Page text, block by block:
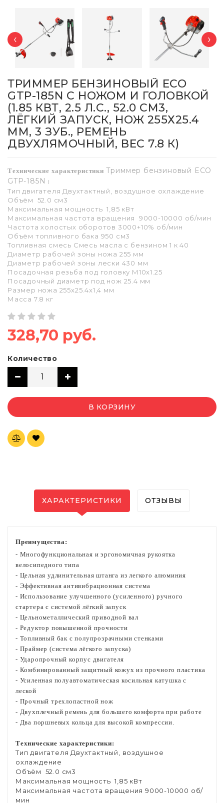
‹ ›
ТРИММЕР БЕНЗИНОВЫЙ ECO
GTP-185N С НОЖОМ И ГОЛОВКОЙ
(1.85 КВТ, 2.5 Л.С., 52.0 СМ3,
ЛЁГКИЙ ЗАПУСК, НОЖ 255Х25.4
ММ, 3 ЗУБ., РЕМЕНЬ
ДВУХЛЯМОЧНЫЙ, ВЕС 7.8 К)
Технические характеристики Триммер бензиновый ECO
GTP-185N :
Тип двигателя Двухтактный, воздушное охлаждение
Объём 52.0 см3
Максимальная мощность 1,85 кВт
Максимальная частота вращения 9000-10000 об/мин
Частота холостых оборотов 3000+10% об/мин
Объём топливного бака 950 см3
Топливная смесь Смесь масла с бензином 1 к 40
Диаметр рабочей зоны ножа 255 мм
Диаметр рабочей зоны лески 430 мм
Посадочная резьба под головку М10х1.25
Посадочный диаметр под нож 25.4 мм
Размер ножа 255x25.4x1,4 мм
Масса 7.8 кг
328,70 руб.
Количество
В КОРЗИНУ
ХАРАКТЕРИСТИКИ ОТЗЫВЫ
Преимущества:
- Многофункциональная и эргономичная рукоятка
велосипедного типа
- Цельная удлинительная штанга из легкого алюминия
- Эффективная антивибрационная система
- Использование улучшенного (усиленного) ручного
стартера с системой лёгкий запуск
- Цельнометаллический приводной вал
- Редуктор повышенной прочности
- Топливный бак с полупрозрачными стенками
- Праймер (система лёгкого запуска)
- Ударопрочный корпус двигателя
- Комбинированный защитный кожух из прочного пластика
- Усиленная полуавтоматическая косильная катушка с
леской
- Прочный трехлопастной нож
- Двухплечный ремень для большего комфорта при работе
- Два поршневых кольца для высокой компрессии.
Технические характеристики:
Тип двигателя Двухтактный, воздушное
охлаждение
Объём 52.0 см3
Максимальная мощность 1,85 кВт
Максимальная частота вращения 9000-10000 об/
мин